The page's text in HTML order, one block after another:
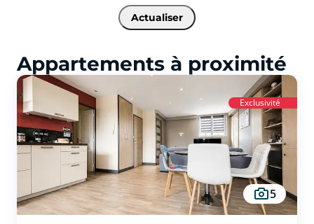
Actualiser
Appartements à proximité
Exclusivité
5